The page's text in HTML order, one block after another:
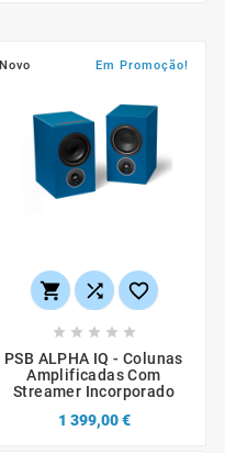
Novo Em Promoção!
  
    
PSB ALPHA IQ - Colunas
Amplificadas Com
Streamer Incorporado
1 399,00 €